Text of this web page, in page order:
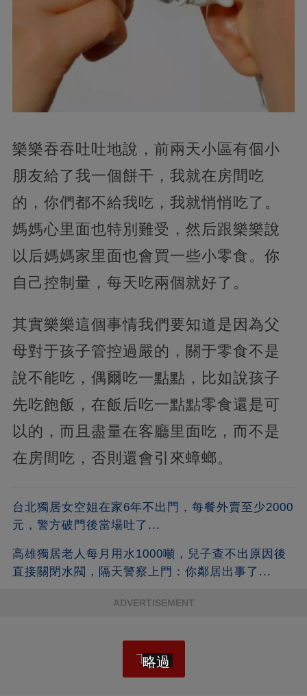
樂樂吞吞吐吐地說，前兩天小區有個小
朋友給了我一個餅干，我就在房間吃
的，你們都不給我吃，我就悄悄吃了。
媽媽心里面也特別難受，然后跟樂樂說
以后媽媽家里面也會買一些小零食。你
自己控制量，每天吃兩個就好了。
其實樂樂這個事情我們要知道是因為父
母對于孩子管控過嚴的，關于零食不是
說不能吃，偶爾吃一點點，比如說孩子
先吃飽飯，在飯后吃一點點零食還是可
以的，而且盡量在客廳里面吃，而不是
在房間吃，否則還會引來蟑螂。
台北獨居女空姐在家6年不出門，每餐外賣至少2000
元，警方破門後當場吐了...
高雄獨居老人每月用水1000噸，兒子查不出原因後
直接關閉水閥，隔天警察上門：你鄰居出事了...
ADVERTISEMENT
下一頁
略過